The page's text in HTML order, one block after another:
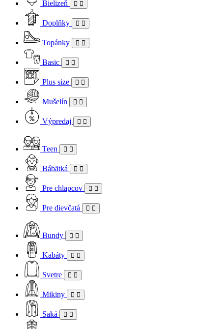
Bielizeň
Doplňky
Topánky
Basic
Plus size
Mušelín
Výpredaj
Teen
Bábätká
Pre chlapcov
Pre dievčatá
Bundy
Kabáty
Svetre
Mikiny
Saká